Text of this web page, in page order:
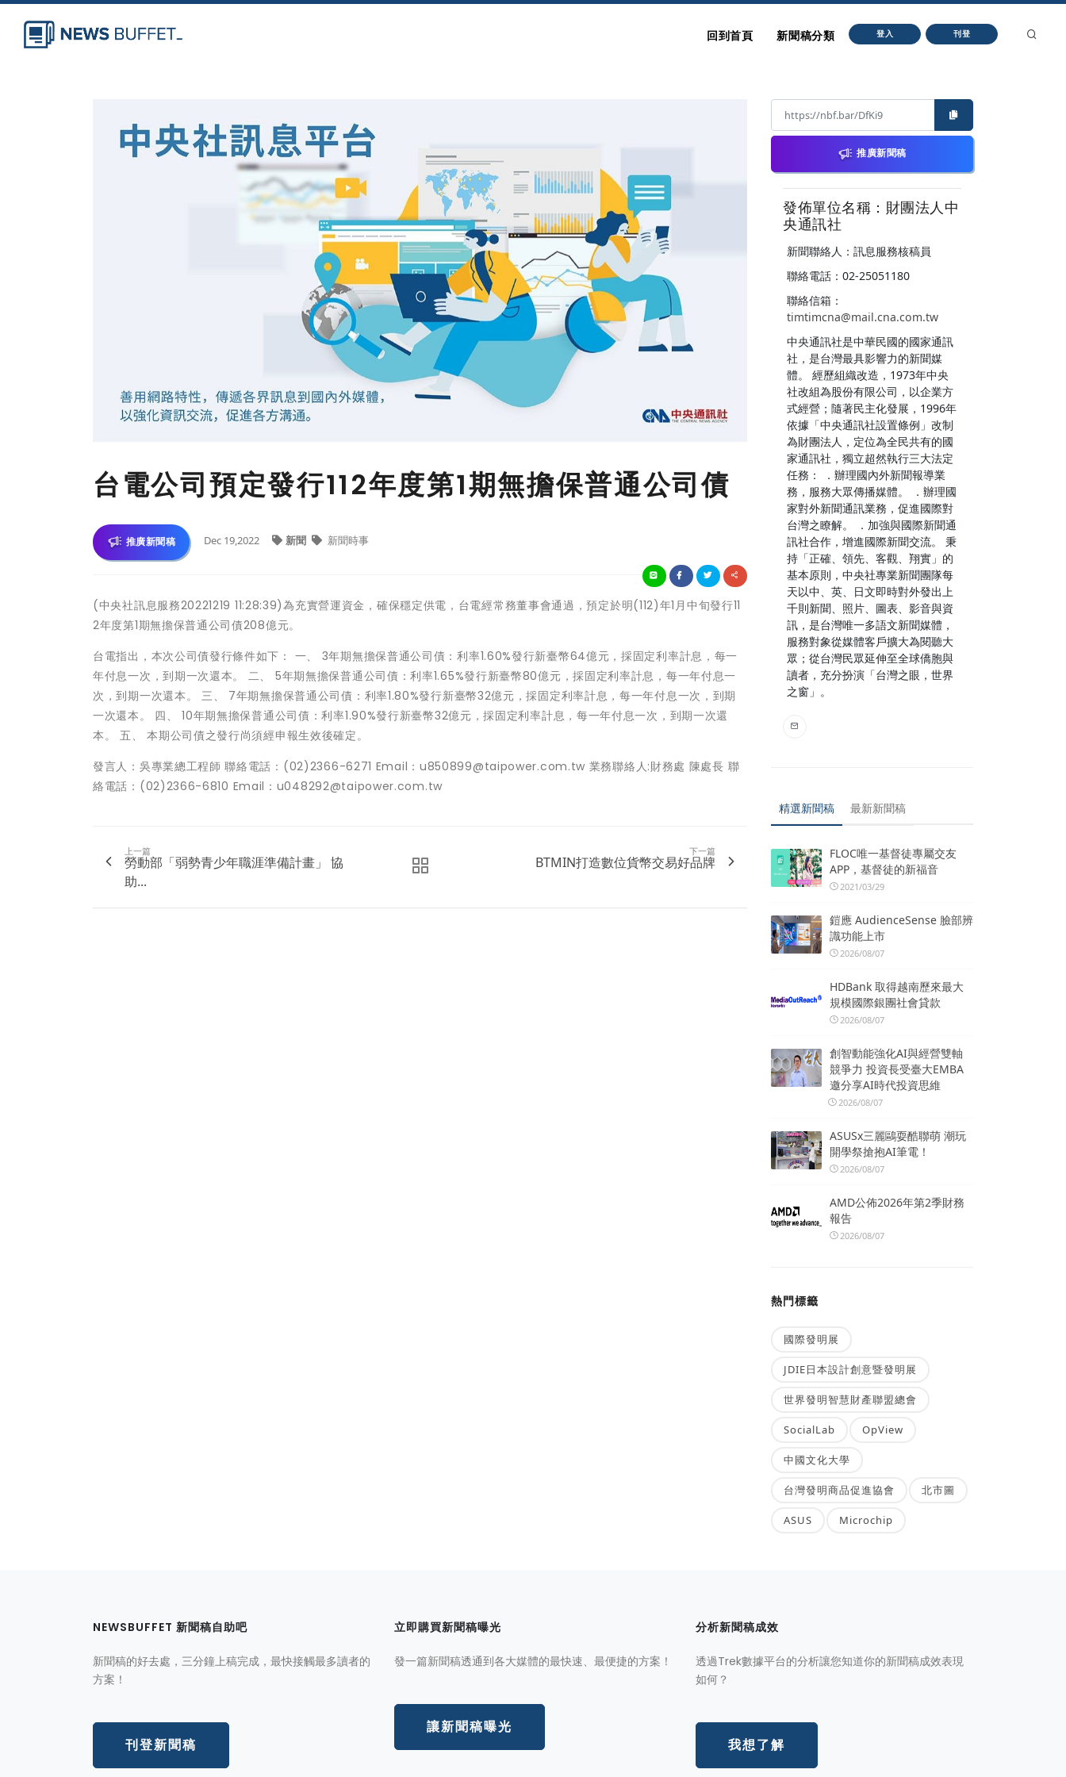
回到首頁 新聞稿分類 登入 刊登
台電公司預定發行112年度第1期無擔保普通公司債
推廣新聞稿 Dec 19,2022 新聞 新聞時事
(中央社訊息服務20221219 11:28:39)為充實營運資金，確保穩定供電，台電經常務董事會通過，預定於明(112)年1月中旬發行11
2年度第1期無擔保普通公司債208億元。
台電指出，本次公司債發行條件如下： 一、 3年期無擔保普通公司債：利率1.60%發行新臺幣64億元，採固定利率計息，每一
年付息一次，到期一次還本。 二、 5年期無擔保普通公司債：利率1.65%發行新臺幣80億元，採固定利率計息，每一年付息一
次，到期一次還本。 三、 7年期無擔保普通公司債：利率1.80%發行新臺幣32億元，採固定利率計息，每一年付息一次，到期
一次還本。 四、 10年期無擔保普通公司債：利率1.90%發行新臺幣32億元，採固定利率計息，每一年付息一次，到期一次還
本。 五、 本期公司債之發行尚須經申報生效後確定。
發言人：吳專業總工程師 聯絡電話：(02)2366-6271 Email：u850899@taipower.com.tw 業務聯絡人:財務處 陳處長 聯
絡電話：(02)2366-6810 Email：u048292@taipower.com.tw
上一篇
勞動部「弱勢青少年職涯準備計畫」 協
助...
下一篇
BTMIN打造數位貨幣交易好品牌
推廣新聞稿
發佈單位名稱：財團法人中
央通訊社
新聞聯絡人：訊息服務核稿員
聯絡電話：02-25051180
聯絡信箱：
timtimcna@mail.cna.com.tw
中央通訊社是中華民國的國家通訊
社，是台灣最具影響力的新聞媒
體。 經歷組織改造，1973年中央
社改組為股份有限公司，以企業方
式經營；隨著民主化發展，1996年
依據「中央通訊社設置條例」改制
為財團法人，定位為全民共有的國
家通訊社，獨立超然執行三大法定
任務： ．辦理國內外新聞報導業
務，服務大眾傳播媒體。 ．辦理國
家對外新聞通訊業務，促進國際對
台灣之瞭解。 ．加強與國際新聞通
訊社合作，增進國際新聞交流。 秉
持「正確、領先、客觀、翔實」的
基本原則，中央社專業新聞團隊每
天以中、英、日文即時對外發出上
千則新聞、照片、圖表、影音與資
訊，是台灣唯一多語文新聞媒體，
服務對象從媒體客戶擴大為閱聽大
眾；從台灣民眾延伸至全球僑胞與
讀者，充分扮演「台灣之眼，世界
之窗」。
精選新聞稿 最新新聞稿
FLOC唯一基督徒專屬交友
APP，基督徒的新福音
2021/03/29
鎧應 AudienceSense 臉部辨
識功能上市
2026/08/07
HDBank 取得越南歷來最大
規模國際銀團社會貸款
2026/08/07
創智動能強化AI與經營雙軸
競爭力 投資長受臺大EMBA
邀分享AI時代投資思維
2026/08/07
ASUSx三麗鷗耍酷聯萌 潮玩
開學祭搶抱AI筆電！
2026/08/07
AMD公佈2026年第2季財務
報告
2026/08/07
熱門標籤
國際發明展
JDIE日本設計創意暨發明展
世界發明智慧財產聯盟總會
SocialLab OpView
中國文化大學
台灣發明商品促進協會 北市圖
ASUS Microchip
NEWSBUFFET 新聞稿自助吧
新聞稿的好去處，三分鐘上稿完成，最快接觸最多讀者的
方案！
刊登新聞稿
立即購買新聞稿曝光
發一篇新聞稿透通到各大媒體的最快速、最便捷的方案！
讓新聞稿曝光
分析新聞稿成效
透過Trek數據平台的分析讓您知道你的新聞稿成效表現
如何？
我想了解